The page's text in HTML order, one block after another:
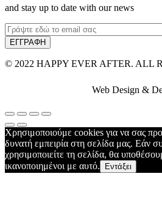
and stay up to date with our news
© 2022 HAPPY EVER AFTER. ALL
Web Design &
Χρησιμοποιούμε cookies για να σας
δυνατή εμπειρία στη σελίδα μας. Εάν
χρησιμοποιείτε τη σελίδα, θα
ικανοποιημένοι με αυτό.
Εντάξει